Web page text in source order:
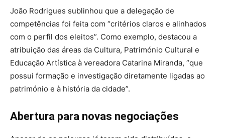
João Rodrigues sublinhou que a delegação de
competências foi feita com “critérios claros e alinhados
com o perfil dos eleitos”. Como exemplo, destacou a
atribuição das áreas da Cultura, Património Cultural e
Educação Artística à vereadora Catarina Miranda, “que
possui formação e investigação diretamente ligadas ao
património e à história da cidade”.
Abertura para novas negociações